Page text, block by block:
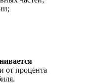
от процента